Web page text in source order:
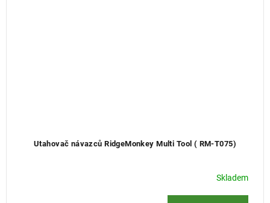
Utahovač návazců RidgeMonkey Multi Tool ( RM-T075)
Skladem